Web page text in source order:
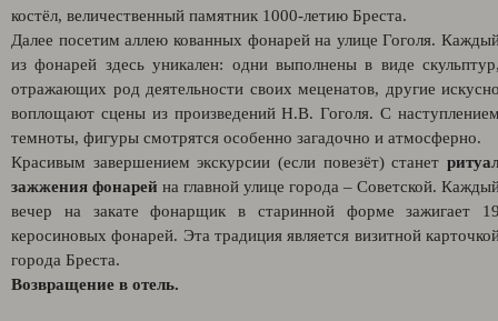
костёл, величественный памятник 1000-летию Бреста.
Далее посетим аллею кованных фонарей на улице Гоголя.
из фонарей здесь уникален: одни выполнены в виде
отражающих род деятельности своих меценатов, другие
воплощают сцены из произведений Н.В. Гоголя. С
темноты, фигуры смотрятся особенно загадочно и атмосферно.
Красивым завершением экскурсии (если повезёт) станет
зажжения фонарей на главной улице города – Советской.
вечер на закате фонарщик в старинной форме зажигает
керосиновых фонарей. Эта традиция является визитной
города Бреста.
Возвращение в отель.